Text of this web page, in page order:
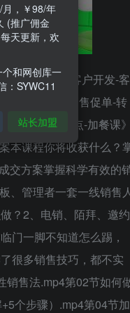
课程包含《客户开发-客
解决方案《销售促单-转
日常销售痛点-加餐课
本课程你将收获什么？
交方案掌握科学有效的
、管理者一套一线销售
？2、电销、陌拜、邀约
门一脚不知道怎么踢，
很多销售技巧，都不实
销售法.mp4第02节如何
个步骤）.mp4第04节加
月，￥98/年
(推广佣金
天更新，欢
和网创库一
：SYWC11
站长加盟